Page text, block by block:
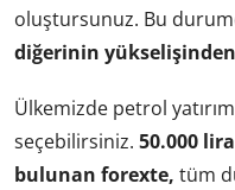
oluştursunuz. Bu
diğerinin yükselişinden
Ülkemizde petrol
seçebilirsiniz. 50.000
bulunan forexte, tüm